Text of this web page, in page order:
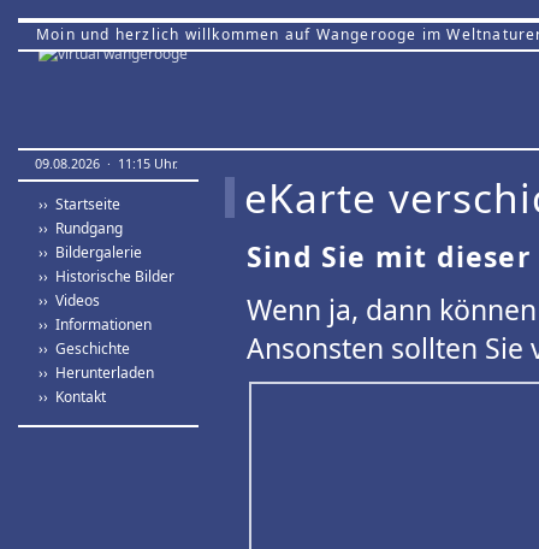
Moin und herzlich willkommen auf Wangerooge im
09.08.2026 · 11:15 Uhr.
›› Startseite
›› Rundgang
›› Bildergalerie
›› Historische Bilder
›› Videos
›› Informationen
›› Geschichte
›› Herunterladen
›› Kontakt
eKarte
Sind Sie mit
Wenn ja, dann
Ansonsten sollten